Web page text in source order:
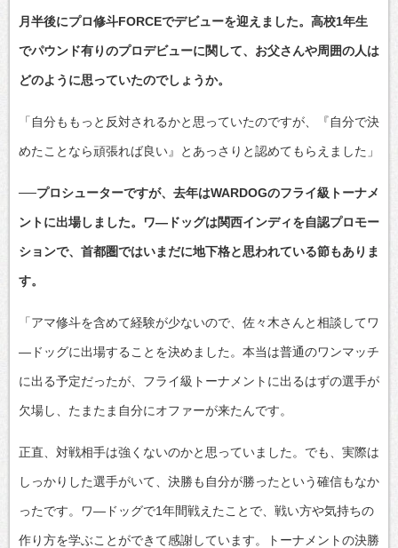
月半後にプロ修斗FORCEでデビューを迎えました。高校1年生
でパウンド有りのプロデビューに関して、お父さんや周囲の人は
どのように思っていたのでしょうか。
「自分ももっと反対されるかと思っていたのですが、『自分で決
めたことなら頑張れば良い』とあっさりと認めてもらえました」
──プロシューターですが、去年はWARDOGのフライ級トーナメ
ントに出場しました。ワ―ドッグは関西インディを自認プロモー
ションで、首都圏ではいまだに地下格と思われている節もありま
す。
「アマ修斗を含めて経験が少ないので、佐々木さんと相談してワ
―ドッグに出場することを決めました。本当は普通のワンマッチ
に出る予定だったが、フライ級トーナメントに出るはずの選手が
欠場し、たまたま自分にオファーが来たんです。
正直、対戦相手は強くないのかと思っていました。でも、実際は
しっかりした選手がいて、決勝も自分が勝ったという確信もなか
ったです。ワ―ドッグで1年間戦えたことで、戦い方や気持ちの
作り方を学ぶことができて感謝しています。トーナメントの決勝